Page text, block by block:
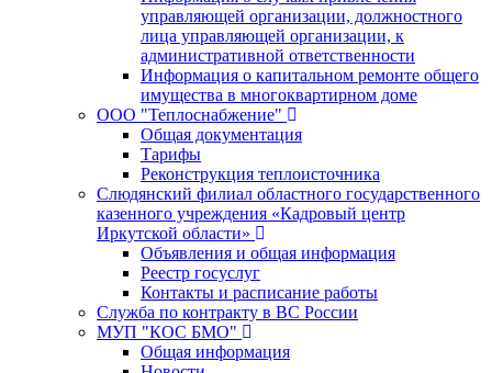
управляющей организации, должностного
лица управляющей организации, к
административной ответственности
Информация о капитальном ремонте общего
имущества в многоквартирном доме
ООО "Теплоснабжение"
Общая документация
Тарифы
Реконструкция теплоисточника
Слюдянский филиал областного государственного
казенного учреждения «Кадровый центр
Иркутской области»
Объявления и общая информация
Реестр госуслуг
Контакты и расписание работы
Служба по контракту в ВС России
МУП "КОС БМО"
Общая информация